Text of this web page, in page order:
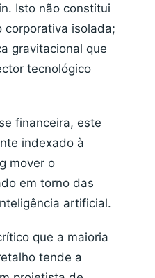
Isto não constitui
corporativa isolada;
gravitacional que
tecnológico
financeira, este
indexado à
mover o
em torno das
artificial.
que a maioria
tende a